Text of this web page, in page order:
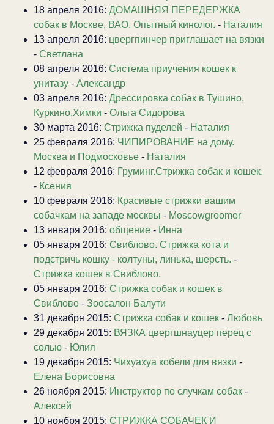
18 апреля 2016: ДОМАШНЯЯ ПЕРЕДЕРЖКА
собак в Москве, ВАО. Опытный кинолог. - Наталия
13 апреля 2016: цвергпинчер приглашает на вязки
- Светлана
08 апреля 2016: Система приучения кошек к
унитазу - Александр
03 апреля 2016: Дрессировка собак в Тушино,
Куркино,Химки - Ольга Сидорова
30 марта 2016: Стрижка пуделей - Наталия
25 февраля 2016: ЧИПИРОВАНИЕ на дому.
Москва и Подмосковье - Наталия
12 февраля 2016: Груминг.Стрижка собак и кошек.
- Ксения
10 февраля 2016: Красивые стрижки вашим
собачкам на западе москвы - Moscowgroomer
13 января 2016: общение - Инна
05 января 2016: Свиблово. Стрижка кота и
подстричь кошку - колтуны, линька, шерсть. -
Стрижка кошек в Свиблово.
05 января 2016: Стрижка собак и кошек в
Свиблово - Зоосалон Балути
31 декабря 2015: Стрижка собак и кошек - Любовь
29 декабря 2015: ВЯЗКА цвергшнауцер перец с
солью - Юлия
19 декабря 2015: Чихуахуа кобели для вязки -
Елена Борисовна
26 ноября 2015: Инструктор по случкам собак -
Алексей
10 ноября 2015: СТРИЖКА СОБАЧЕК И